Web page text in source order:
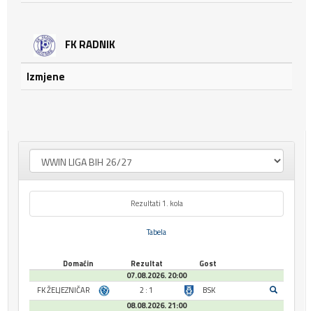
FK RADNIK
Izmjene
Rezultati 1. kola
Tabela
Domaćin Rezultat
Gost
07.08.2026. 20:00
FK ŽELJEZNIČAR
2 : 1
BSK
08.08.2026. 21:00